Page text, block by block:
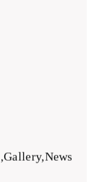
,Gallery,News